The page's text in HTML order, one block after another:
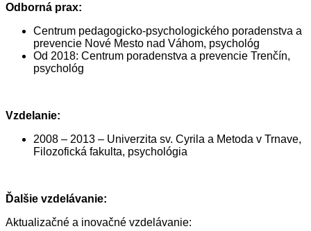
Odborná prax:
Centrum pedagogicko-psychologického poradenstva a
prevencie Nové Mesto nad Váhom, psychológ
Od 2018: Centrum poradenstva a prevencie Trenčín,
psychológ
Vzdelanie:
2008 – 2013 – Univerzita sv. Cyrila a Metoda v Trnave,
Filozofická fakulta, psychológia
Ďalšie vzdelávanie:
Aktualizačné a inovačné vzdelávanie: